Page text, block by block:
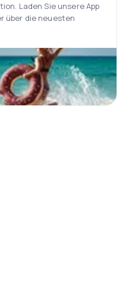
Laden Sie unsere App
über die neuesten